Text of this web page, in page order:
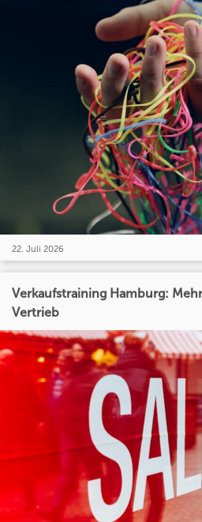
22. Juli 2026
Verkaufstraining Hamburg:
Vertrieb